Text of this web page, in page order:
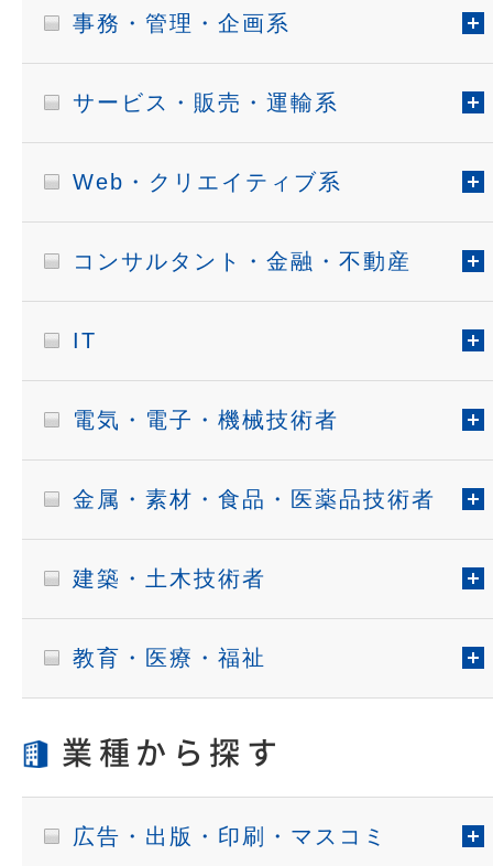
事務・管理・企画系
サービス・販売・運輸系
Web・クリエイティブ系
コンサルタント・金融・不動産
IT
電気・電子・機械技術者
金属・素材・食品・医薬品技術者
建築・土木技術者
教育・医療・福祉
業種から探す
広告・出版・印刷・マスコミ